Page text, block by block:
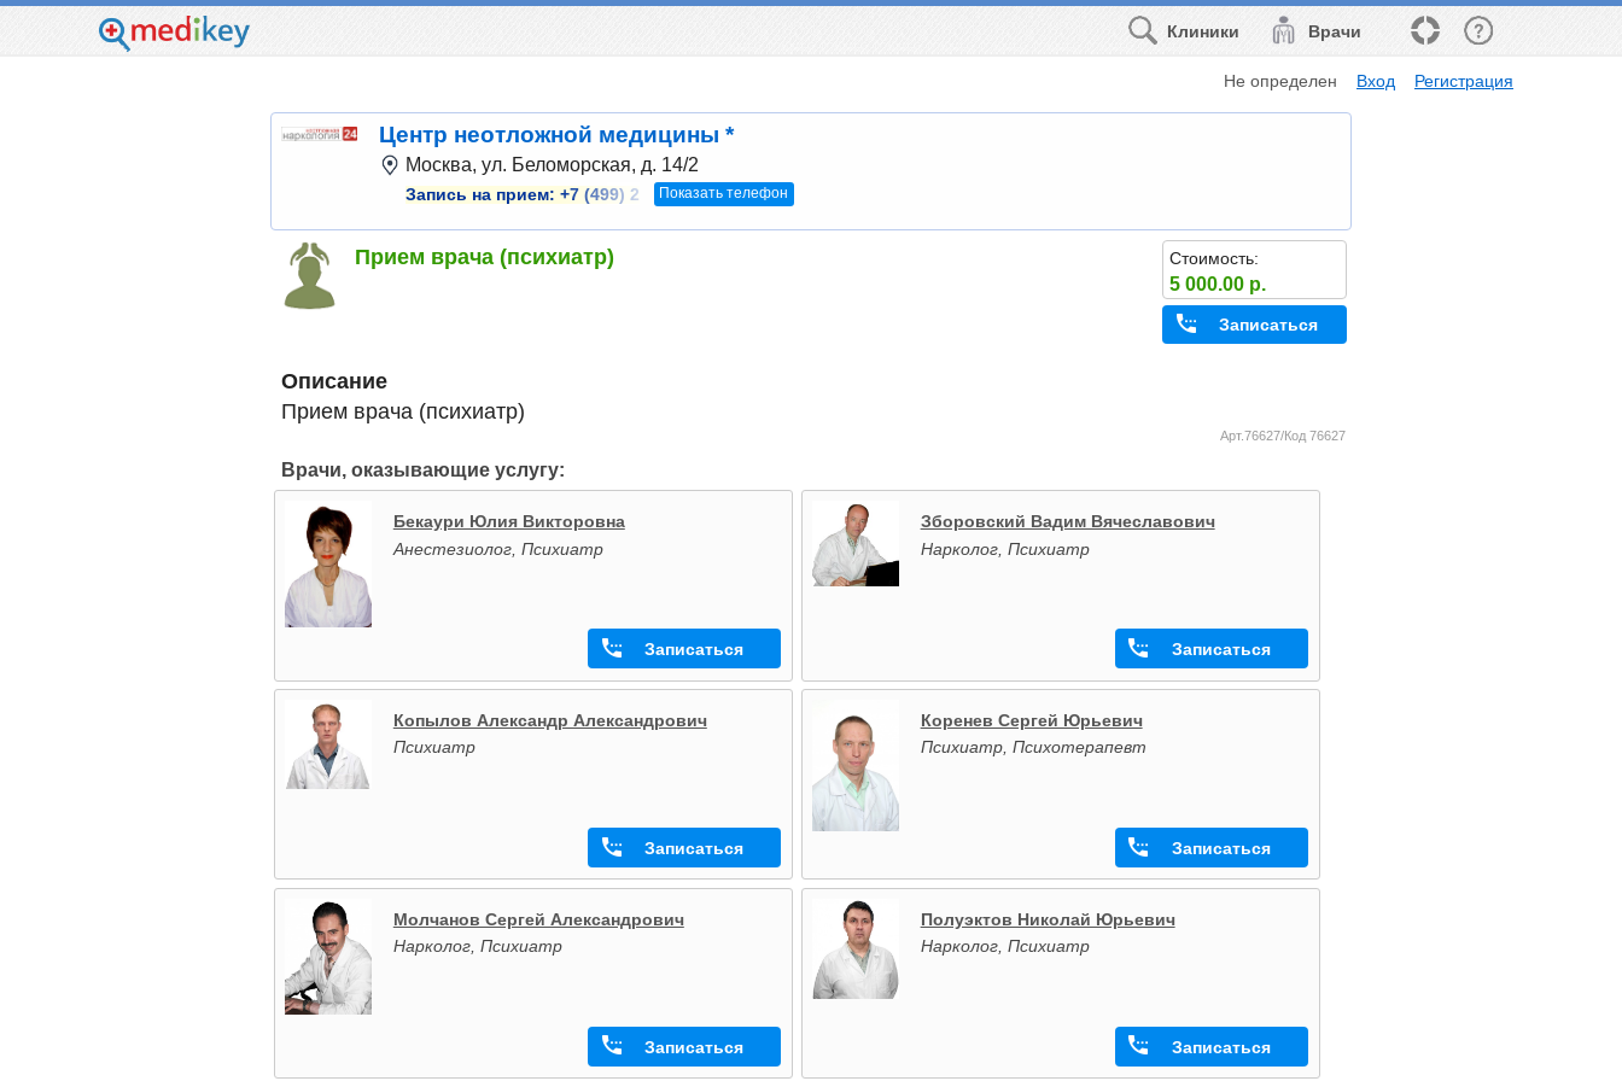
Врачи
Клиники
Не определен Вход Регистрация
Центр неотложной медицины *
Москва, ул. Беломорская, д. 14/2
Запись на прием: +7 (499) 2 Показать телефон
Прием врача (психиатр) Стоимость:
5 000.00 р.
Записаться
Описание
Прием врача (психиатр)
Арт.76627/Код 76627
Врачи, оказывающие услугу:
Бекаури Юлия Викторовна
Анестезиолог, Психиатр
Записаться
Зборовский Вадим Вячеславович
Нарколог, Психиатр
Записаться
Копылов Александр Александрович
Психиатр
Записаться
Коренев Сергей Юрьевич
Психиатр, Психотерапевт
Записаться
Молчанов Сергей Александрович
Нарколог, Психиатр
Записаться
Полуэктов Николай Юрьевич
Нарколог, Психиатр
Записаться